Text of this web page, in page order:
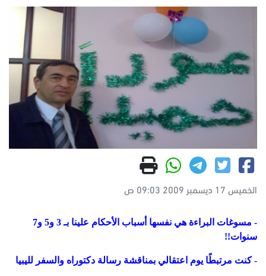
الخميس 17 ديسمبر 2009 09:03 ص
- مسوغات البراءة هي نفسها أسباب الأحكام علينا بـ 3 و5 و7
سنوات!!
- كنت مرتبطًا يوم اعتقالي بمناقشة رسالة دكتوراه والسفر لليبيا